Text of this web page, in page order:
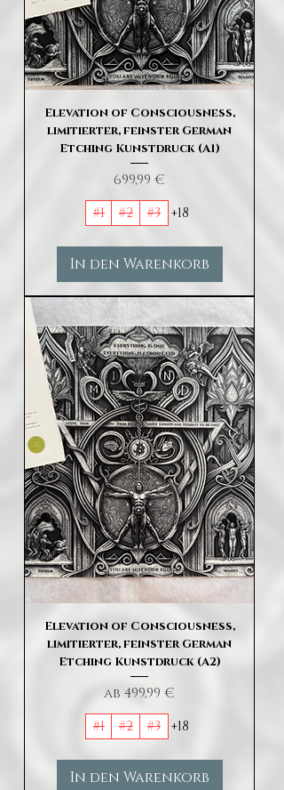
Elevation of Consciousness,
limitierter, feinster German
Etching Kunstdruck (A1)
Preis
699,99 €
#1 #2 #3 +18
In den Warenkorb
Elevation of Consciousness,
limitierter, feinster German
Etching Kunstdruck (A2)
ab 499,99 €
Sale-Preis
#1 #2 #3 +18
In den Warenkorb